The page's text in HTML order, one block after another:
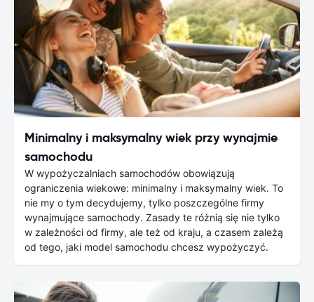
Minimalny i maksymalny wiek przy wynajmie
samochodu
W wypożyczalniach samochodów obowiązują
ograniczenia wiekowe: minimalny i maksymalny wiek. To
nie my o tym decydujemy, tylko poszczególne firmy
wynajmujące samochody. Zasady te różnią się nie tylko
w zależności od firmy, ale też od kraju, a czasem zależą
od tego, jaki model samochodu chcesz wypożyczyć.